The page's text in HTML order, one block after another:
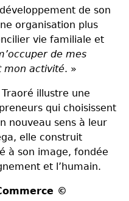
de son
organisation plus
vie familiale et
de mes
mon activité. »
illustre une
qui choisissent
nouveau sens à leur
elle construit
à son image, fondée
et l’humain.
©